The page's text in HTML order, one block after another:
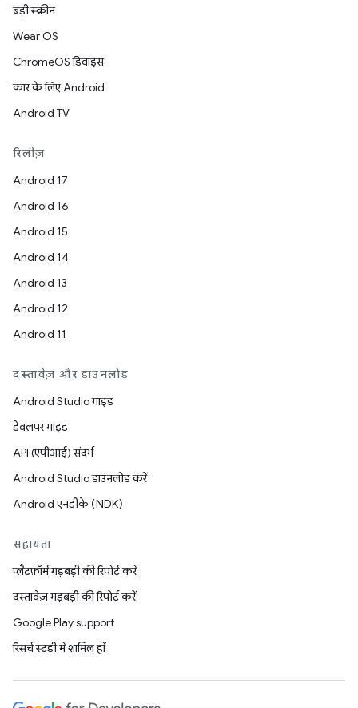
बड़ी स्क्रीन
Wear OS
ChromeOS डिवाइस
कार के लिए Android
Android TV
रिलीज़
Android 17
Android 16
Android 15
Android 14
Android 13
Android 12
Android 11
दस्तावेज़ और डाउनलोड
Android Studio गाइड
डेवलपर गाइड
API (एपीआई) संदर्भ
Android Studio डाउनलोड करें
Android एनडीके (NDK)
सहायता
प्लैटफ़ॉर्म गड़बड़ी की रिपोर्ट करें
दस्तावेज़ गड़बड़ी की रिपोर्ट करें
Google Play support
रिसर्च स्टडी में शामिल हों